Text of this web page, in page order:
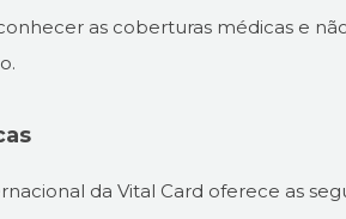
as coberturas médicas e
da Vital Card oferece as